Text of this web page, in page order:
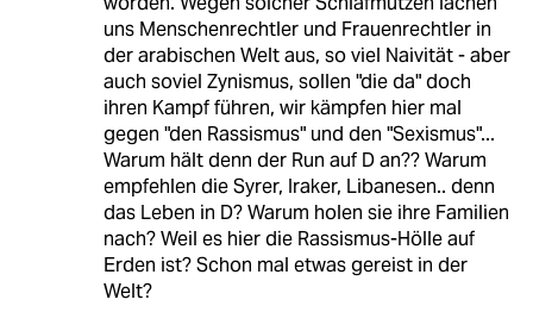
uns Menschenrechtler und Frauenrechtler in
der arabischen Welt aus, so viel Naivität - aber
auch soviel Zynismus, sollen "die da" doch
ihren Kampf führen, wir kämpfen hier mal
gegen "den Rassismus" und den "Sexismus"...
Warum hält denn der Run auf D an?? Warum
empfehlen die Syrer, Iraker, Libanesen.. denn
das Leben in D? Warum holen sie ihre Familien
nach? Weil es hier die Rassismus-Hölle auf
Erden ist? Schon mal etwas gereist in der
Welt?